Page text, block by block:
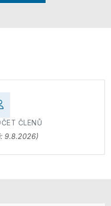
ČLENŮ
9.8.2026)